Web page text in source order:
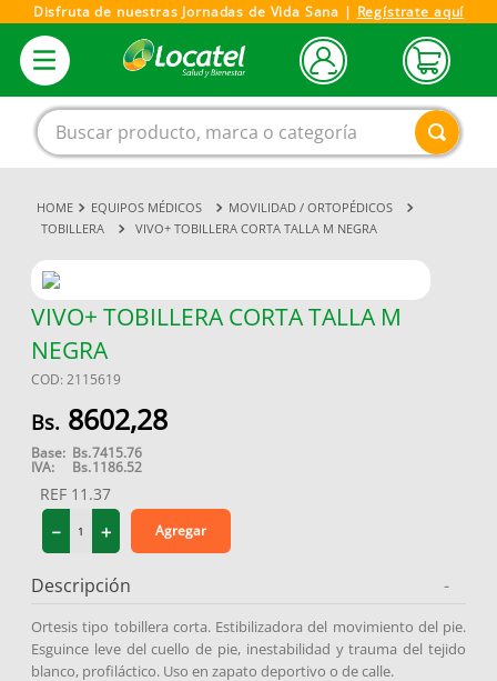
Disfruta de nuestras Jornadas de Vida Sana | Regístrate aquí
Buscar producto, marca o categoría
EQUIPOS MÉDICOS
MOVILIDAD / ORTOPÉDICOS
TOBILLERA
VIVO+ TOBILLERA CORTA TALLA M NEGRA
VIVO+ TOBILLERA CORTA TALLA M
NEGRA
COD: 2115619
8602,28
Base: Bs.7415.76
IVA: Bs.1186.52
REF 11.37
＋
－ Agregar
Descripción -
Ortesis tipo tobillera corta. Estibilizadora del movimiento del pie.
Esguince leve del cuello de pie, inestabilidad y trauma del tejido
blanco, profiláctico. Uso en zapato deportivo o de calle.
1.
magnesio
3 .
4
vitamina c
linezolid
7.
champu
.
protector solar
miovit